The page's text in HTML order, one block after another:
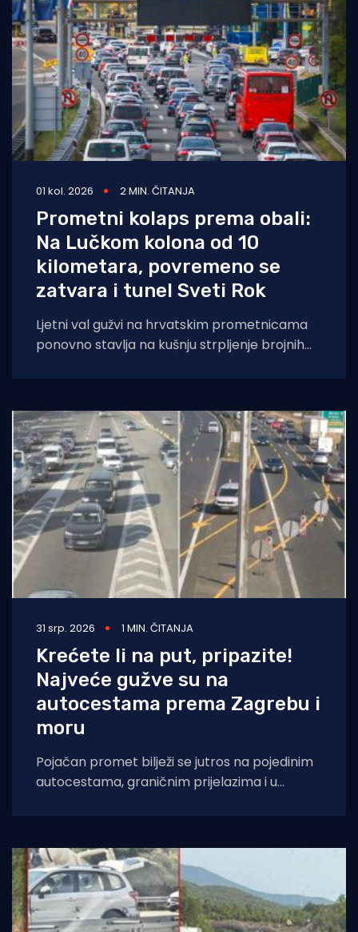
01 kol. 2026 2 MIN. ČITANJA
Prometni kolaps prema obali:
Na Lučkom kolona od 10
kilometara, povremeno se
zatvara i tunel Sveti Rok
Ljetni val gužvi na hrvatskim prometnicama
ponovno stavlja na kušnju strpljenje brojnih
Hrvatskog autokluba (HAK), promet
31 srp. 2026 1 MIN. ČITANJA
Krećete li na put, pripazite!
Najveće gužve su na
autocestama prema Zagrebu i
moru
Pojačan promet bilježi se jutros na pojedinim
autocestama, graničnim prijelazima i u
cesta